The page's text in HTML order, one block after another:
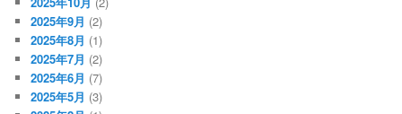
2025年9月 (2)
2025年8月 (1)
2025年7月 (2)
2025年6月 (7)
2025年5月 (3)